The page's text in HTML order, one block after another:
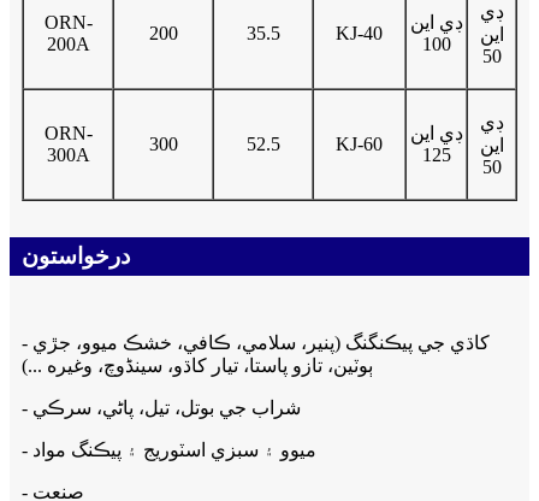
ORN-
200A
200 35.5 KJ-40
ڊي اين
100
ڊي
اين
50
ORN-
300A
300 52.5 KJ-60
ڊي اين
125
ڊي
اين
50
درخواستون
- کاڌي جي پيڪنگنگ (پنير، سلامي، ڪافي، خشڪ ميوو، جڙي
ٻوٽين، تازو پاستا، تيار کاڌو، سینڈوچ، وغيره ...)
- شراب جي بوتل، تيل، پاڻي، سرڪي
- ميوو ۽ سبزي اسٽوريج ۽ پيڪنگ مواد
- صنعت